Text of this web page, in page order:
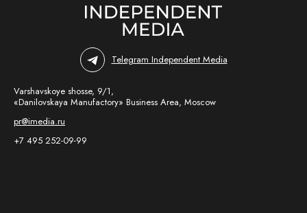
Telegram Independent Media
Varshavskoye shosse, 9/1,
«Danilovskaya Manufactory» Business Area, Moscow
pr@imedia.ru
+7 495 252-09-99